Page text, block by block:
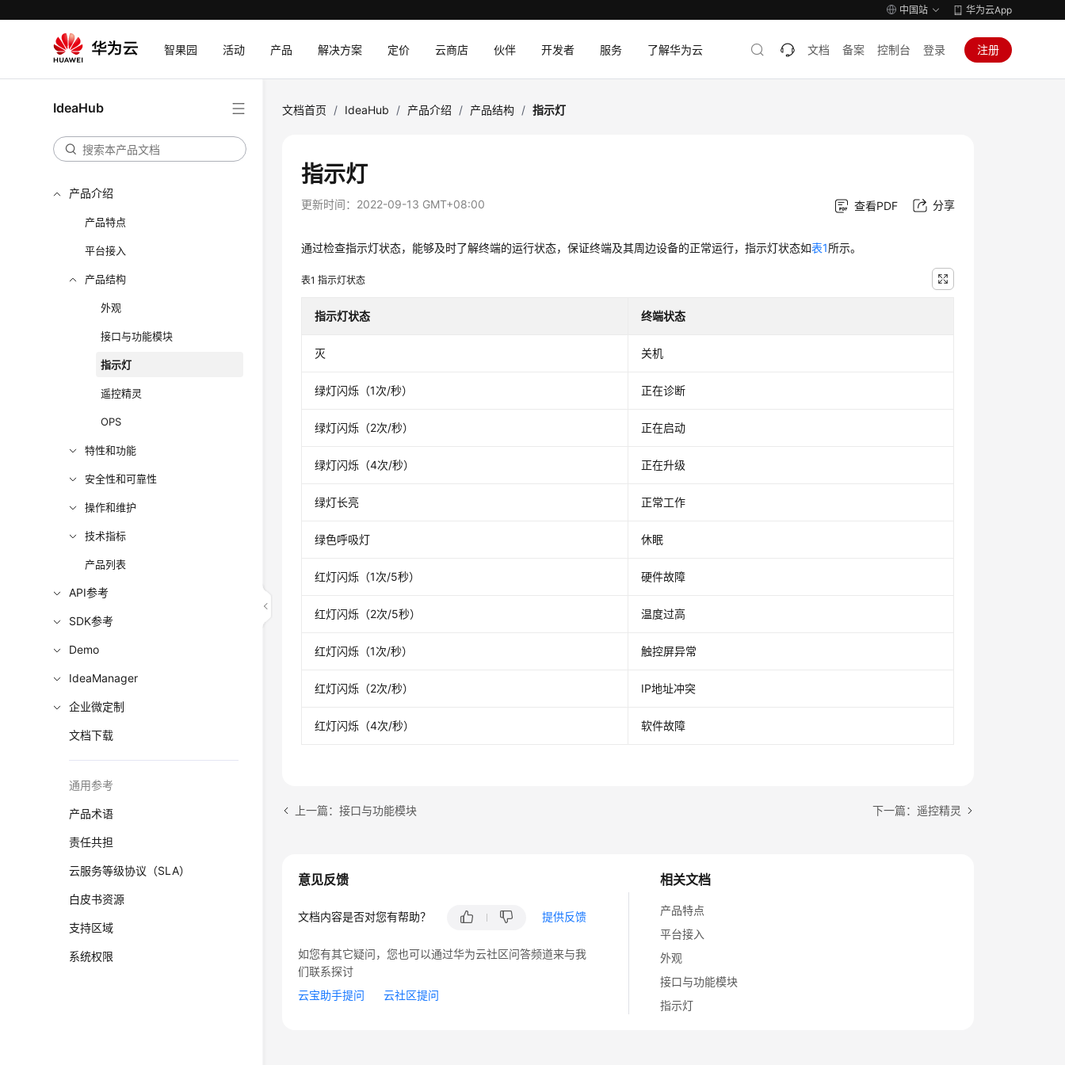
中国站 华为云App
智果园 活动 产品 解决方案 定价 云商店 伙伴 开发者 服务 了解华为云 文档 备案 控制台 登录 注册
IdeaHub
产品介绍
产品特点
平台接入
产品结构
外观
接口与功能模块
指示灯
遥控精灵
OPS
特性和功能
安全性和可靠性
操作和维护
技术指标
产品列表
API参考
SDK参考
Demo
IdeaManager
企业微定制
文档下载
通用参考
产品术语
责任共担
云服务等级协议（SLA）
白皮书资源
支持区域
系统权限
文档首页 / IdeaHub / 产品介绍 / 产品结构 / 指示灯
指示灯
更新时间： 2022-09-13 GMT+08:00 查看PDF 分享
通过检查指示灯状态，能够及时了解终端的运行状态，保证终端及其周边设备的正常运行，指示灯状态如表1所示。
表1指示灯状态
指示灯状态 终端状态
灭 关机
绿灯闪烁（1次/秒） 正在诊断
绿灯闪烁（2次/秒） 正在启动
绿灯闪烁（4次/秒） 正在升级
绿灯长亮 正常工作
绿色呼吸灯 休眠
红灯闪烁（1次/5秒） 硬件故障
红灯闪烁（2次/5秒） 温度过高
红灯闪烁（1次/秒） 触控屏异常
红灯闪烁（2次/秒） IP地址冲突
红灯闪烁（4次/秒） 软件故障
上一篇：接口与功能模块 下一篇：遥控精灵
相关文档
产品特点
平台接入
外观
接口与功能模块
指示灯
意见反馈
文档内容是否对您有帮助？ 提供反馈
如您有其它疑问，您也可以通过华为云社区问答频道来与我
们联系探讨
云宝助手提问
云社区提问